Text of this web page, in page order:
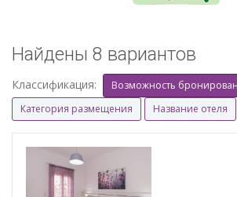
Найдены 8 вариантов
Классификация:
Возможность
Категория размещения
Название отеля